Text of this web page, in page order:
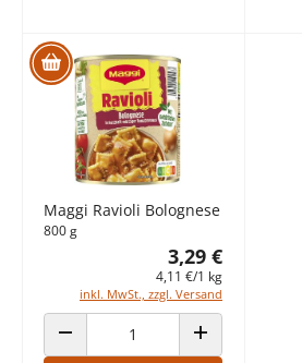
Maggi Ravioli Bolognese
800 g
3,29 €
4,11 €/1 kg
inkl. MwSt., zzgl. Versand
ANZAHL VERRINGERN ANZAHL ERHÖHEN